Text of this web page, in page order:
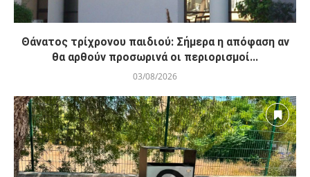
Θάνατος τρίχρονου παιδιού: Σήμερα η απόφαση αν
θα αρθούν προσωρινά οι περιορισμοί...
03/08/2026